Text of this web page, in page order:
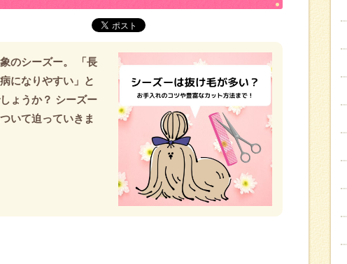
のシーズー。 「長
になりやすい」と
ょうか？ シーズー
いて迫っていきま